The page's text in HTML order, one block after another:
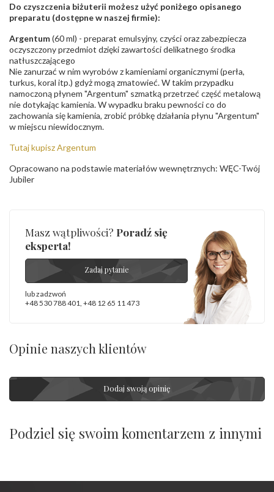
Do czyszczenia biżuterii możesz użyć poniżego opisanego
preparatu (dostępne w naszej firmie):
Argentum(60 ml) - preparat emulsyjny, czyści oraz zabezpiecza
oczyszczony przedmiot dzięki zawartości delikatnego środka
natłuszczającego
Nie zanurzać w nim wyrobów z kamieniami organicznymi (perła,
turkus, koral itp.) gdyż mogą zmatowieć. W takim przypadku
namoczoną płynem "Argentum" szmatką przetrzeć część metalową
nie dotykając kamienia. W wypadku braku pewności co do
zachowania się kamienia, zrobić próbkę działania płynu "Argentum"
w miejscu niewidocznym.
Tutaj kupisz Argentum
Opracowano na podstawie materiałów wewnętrznych: WĘC-Twój
Jubiler
Masz wątpliwości? Poradź się
eksperta!
Zadaj pytanie
lub zadzwoń
+48 530 788 401 +48 12 65 11 473
Opinie naszych klientów
Dodaj swoją opinię
Podziel się swoim komentarzem z innymi